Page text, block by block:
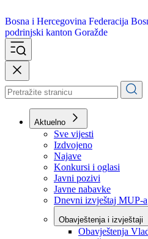
Bosna i Hercegovina
podrinjski kanton Goražde
Aktuelno
Sve vijesti
Izdvojeno
Najave
Konkursi i oglasi
Javni pozivi
Javne nabavke
Dnevni izvještaj MUP-a